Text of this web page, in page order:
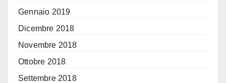
Gennaio 2019
Dicembre 2018
Novembre 2018
Ottobre 2018
Settembre 2018